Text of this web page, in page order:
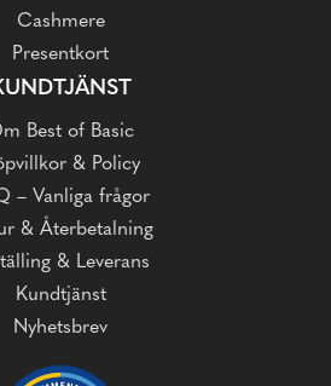
Cashmere
Presentkort
Best of Basic
& Policy
– Vanliga frågor
& Återbetalning
& Leverans
Kundtjänst
Nyhetsbrev